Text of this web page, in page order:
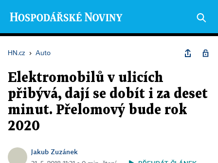
HN.cz › Auto
Elektromobilů v ulicích
přibývá, dají se dobít i za deset
minut. Přelomový bude rok
2020
Jakub Zuzánek